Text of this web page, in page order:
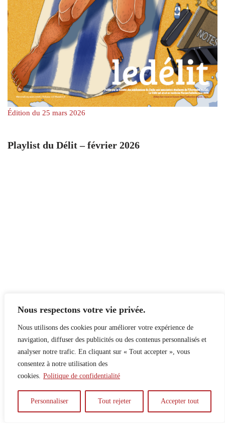
Nous respectons votre vie privée.
Nous utilisons des cookies pour améliorer votre expérience de
navigation, diffuser des publicités ou des contenus personnalisés et
analyser notre trafic. En cliquant sur « Tout accepter », vous
consentez à notre utilisation des
cookies. Politique de confidentialité
Personnaliser Tout rejeter Accepter tout
Édition du 25 mars 2026
Playlist du Délit – février 2026